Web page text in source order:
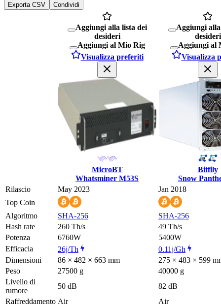
Exporta CSV Condividi
Aggiungi alla lista dei
desideri
Aggiungi al Mio Rig
Visualizza preferiti
MicroBT
Whatsminer M53S
Aggiungi
desideri
Aggiungi al
Visualizza
Bitfily
Snow
Rilascio
May 2023
Jan 2018
Top Coin
Algoritmo
SHA-256
SHA-256
Hash rate
260 Th/s
49 Th/s
Potenza
6760W
5400W
Efficacia
26j/Th
0.11j/Gh
Dimensioni
86 × 482 × 663 mm
275 × 483 × 599
Peso
27500 g
40000 g
Livello di
rumore
50 dB
82 dB
Raffreddamento Air Air